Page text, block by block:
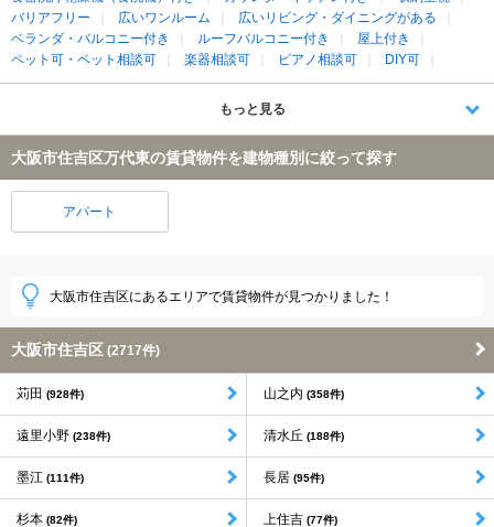
バリアフリー
広いワンルーム
広いリビング・ダイニングがある
ベランダ・バルコニー付き
ルーフバルコニー付き
屋上付き
ペット可・ペット相談可
楽器相談可 ピアノ相談可 DIY可
もっと見る
大阪市住吉区万代東の賃貸物件を建物種別に絞って探す
アパート
大阪市住吉区にあるエリアで賃貸物件が見つかりました！
大阪市住吉区 (2717件)
苅田 (928件) 山之内 (358件)
遠里小野 (238件) 清水丘 (188件)
墨江 (111件) 長居 (95件)
杉本 (82件) 上住吉 (77件)